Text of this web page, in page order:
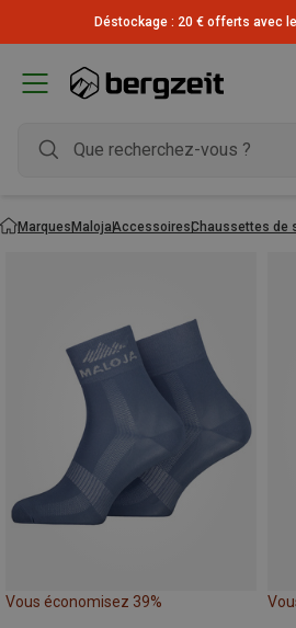
Déstockage : 20 € offerts avec
MarquesMalojaAccessoiresChaussettes de
Vous économisez 39%